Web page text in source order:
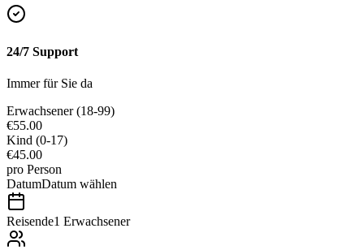
24/7 Support
Immer für Sie da
Erwachsener (18-99)
€55.00
Kind (0-17)
€45.00
pro Person
DatumDatum wählen
Reisende1 Erwachsener